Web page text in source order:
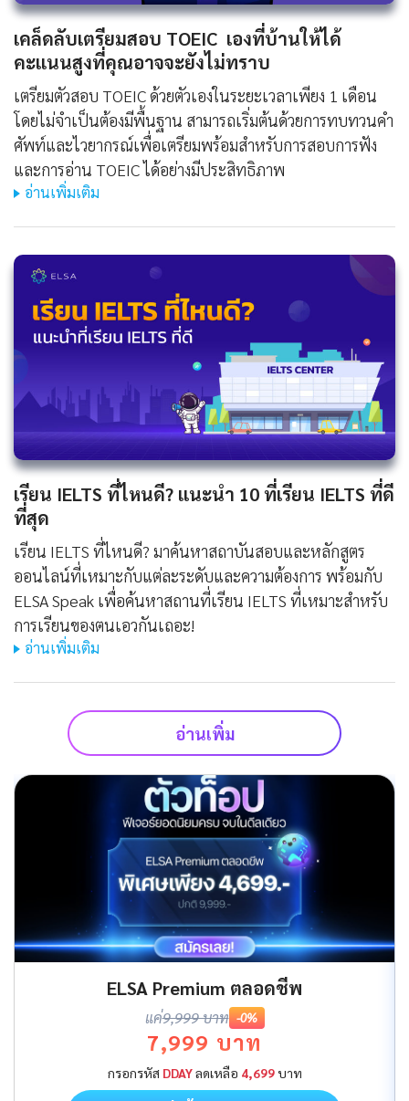
เคล็ดลับเตรียมสอบ TOEIC เองที่บ้านให้ได้
คะแนนสูงที่คุณอาจจะยังไม่ทราบ
เตรียมตัวสอบ TOEIC ด้วยตัวเองในระยะเวลาเพียง 1 เดือน
โดยไม่จำเป็นต้องมีพื้นฐาน สามารถเริ่มต้นด้วยการทบทวนคำ
ศัพท์และไวยากรณ์เพื่อเตรียมพร้อมสำหรับการสอบการฟัง
และการอ่าน TOEIC ได้อย่างมีประสิทธิภาพ
อ่านเพิ่มเติม
เรียน IELTS ที่ไหนดี? แนะนำ 10 ที่เรียน IELTS ที่ดี
ที่สุด
เรียน IELTS ที่ไหนดี? มาค้นหาสถาบันสอบและหลักสูตร
ออนไลน์ที่เหมาะกับแต่ละระดับและความต้องการ พร้อมกับ
ELSA Speak เพื่อค้นหาสถานที่เรียน IELTS ที่เหมาะสำหรับ
การเรียนของตนเอวกันเถอะ!
อ่านเพิ่มเติม
อ่านเพิ่ม
ELSA Premium ตลอดชีพ
แค่9,999 บาท -0%
7,999 บาท
กรอกรหัส DDAYลดเหลือ 4,699บาท